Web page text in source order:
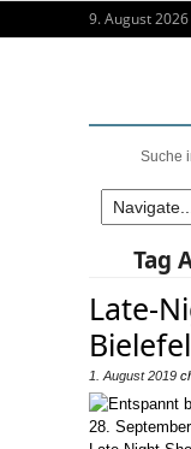
9. August 2026
Tag
Late-
1. August 2019